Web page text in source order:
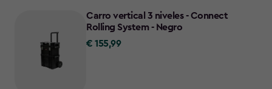
Carro vertical 3 niveles - Connect
Rolling System - Negro
€
€ 155,99